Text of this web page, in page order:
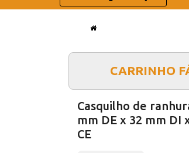
CARRINHO
Casquilho de
mm DE x 32 mm DI
CE